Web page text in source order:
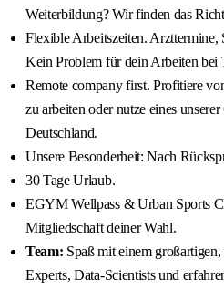
Weiterbildung? Wir finden das
Flexible Arbeitszeiten.
Kein Problem für dein Arbeiten bei
Remote company first. Profitiere
zu arbeiten oder nutze eines
Deutschland.
Unsere Besonderheit: Nach
30 Tage Urlaub.
EGYM Wellpass & Urban Sports
Mitgliedschaft deiner Wahl.
Team: Spaß mit einem
Experts, Data-Scientists und